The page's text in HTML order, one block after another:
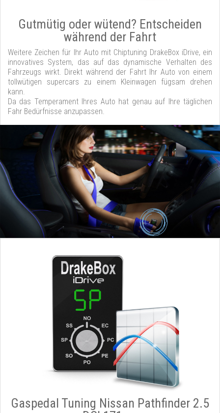
Gutmütig oder wütend? Entscheiden
während der Fahrt
Weitere Zeichen für Ihr Auto mit Chiptuning DrakeBox iDrive, ein
innovatives System, das auf das dynamische Verhalten des
Fahrzeugs wirkt. Direkt während der Fahrt Ihr Auto von einem
tollwütigen supercars zu einem Kleinwagen fügsam drehen
kann.
Da das Temperament Ihres Auto hat genau auf Ihre täglichen
Fahr Bedürfnisse anzupassen.
Gaspedal Tuning Nissan Pathfinder 2.5